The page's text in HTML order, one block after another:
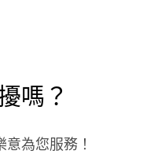
嗎？
為您服務！